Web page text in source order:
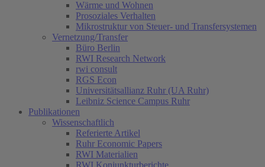
Wärme und Wohnen
Prosoziales Verhalten
Mikrostruktur von Steuer- und Transfersystemen
Vernetzung/Transfer
Büro Berlin
RWI Research Network
rwi consult
RGS Econ
Universitätsallianz Ruhr (UA Ruhr)
Leibniz Science Campus Ruhr
Publikationen
Wissenschaftlich
Referierte Artikel
Ruhr Economic Papers
RWI Materialien
RWI Konjunkturberichte